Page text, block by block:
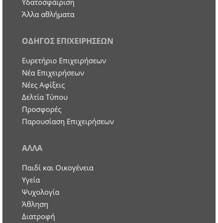
Υδατοσφάιριση
Άλλα αθλήματα
ΟΔΗΓΟΣ ΕΠΙΧΕΙΡΗΣΕΩΝ
Ευρετήριο Επιχειρήσεων
Nέα Επιχειρήσεων
Νέες Αφίξεις
Δελτία Τύπου
Προσφορές
Παρουσίαση Επιχειρήσεων
ΑΛΛΑ
Παιδί και Οικογένεια
Υγεία
Ψυχολογία
Άθληση
Διατροφή